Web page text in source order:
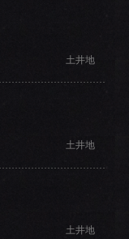
土井地
土井地
土井地